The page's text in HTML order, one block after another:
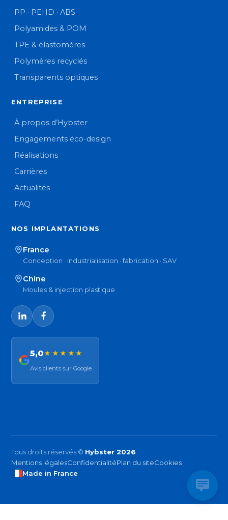
PP · PEHD · ABS
Polyamides & POM
TPE & élastomères
Polymères recyclés
Transparents optiques
ENTREPRISE
À propos d’Hybster
Engagements éco-design
Réalisations
Carrières
Actualités
FAQ
NOS IMPLANTATIONS
France
Conception · industrialisation · fabrication · SAV
Chine
Moules & injection plastique
5,0★★★★★
Avis clients sur Google
Tous droits réservés © Hybster 2026
Mentions légalesConfidentialitéPlan du siteCookies
Made in France